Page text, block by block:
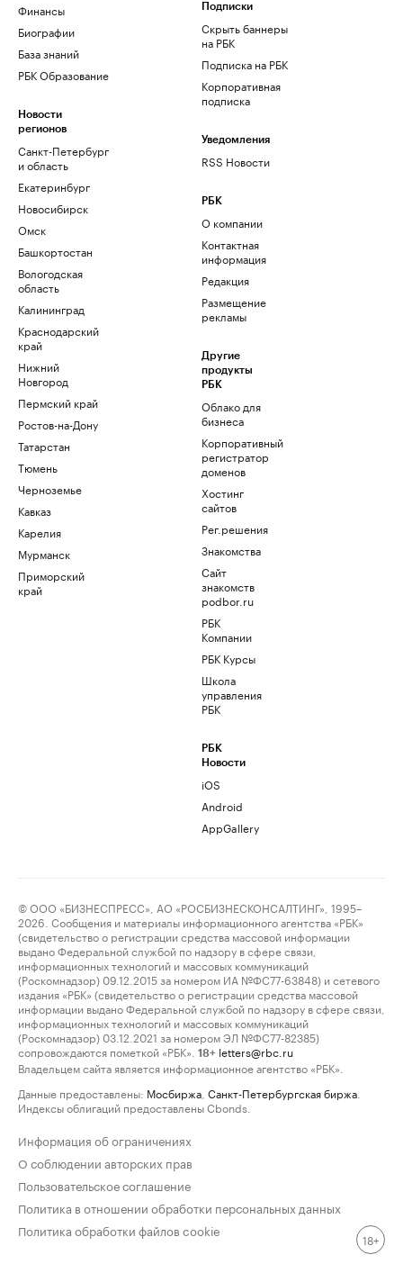
Финансы
Биографии
База знаний
РБК Образование
Новости
регионов
Санкт-Петербург
и область
Екатеринбург
Новосибирск
Омск
Башкортостан
Вологодская
область
Калининград
Краснодарский
край
Нижний
Новгород
Пермский край
Ростов-на-Дону
Татарстан
Тюмень
Черноземье
Кавказ
Карелия
Мурманск
Приморский
край
Подписки
Скрыть баннеры
на РБК
Подписка на РБК
Корпоративная
подписка
Уведомления
RSS Новости
РБК
О компании
Контактная
информация
Редакция
Размещение
рекламы
Другие
продукты
РБК
Облако для
бизнеса
Корпоративный
регистратор
доменов
Хостинг
сайтов
Рег.решения
Знакомства
Сайт
знакомств
podbor.ru
РБК
Компании
РБК Курсы
Школа
управления
РБК
РБК
Новости
iOS
Android
AppGallery
© ООО «БИЗНЕСПРЕСС», АО «РОСБИЗНЕСКОНСАЛТИНГ», 1995–
2026. Сообщения и материалы информационного агентства «РБК»
(свидетельство о регистрации средства массовой информации
выдано Федеральной службой по надзору в сфере связи,
информационных технологий и массовых коммуникаций
(Роскомнадзор) 09.12.2015 за номером ИА №ФС77-63848) и сетевого
издания «РБК» (свидетельство о регистрации средства массовой
информации выдано Федеральной службой по надзору в сфере связи,
информационных технологий и массовых коммуникаций
(Роскомнадзор) 03.12.2021 за номером ЭЛ №ФС77-82385)
сопровождаются пометкой «РБК».
18+ letters@rbc.ru
Владельцем сайта является информационное агентство «РБК».
Данные предоставлены: Мосбиржа Санкт-Петербургская биржа
Индексы облигаций предоставлены Cbonds.
Информация об ограничениях
О соблюдении авторских прав
Пользовательское соглашение
Политика в отношении обработки персональных данных
Политика обработки файлов cookie
18+